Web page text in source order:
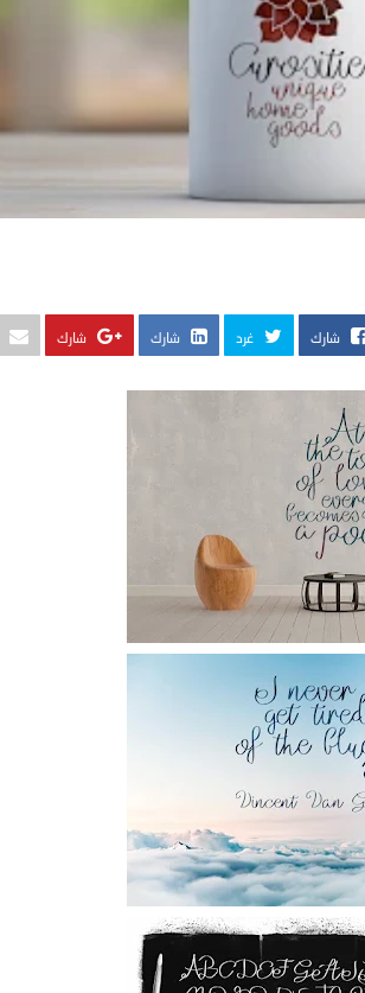
شارك غرد شارك شارك